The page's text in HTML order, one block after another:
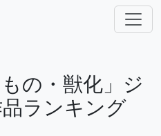
の・獣化」ジ
ランキング